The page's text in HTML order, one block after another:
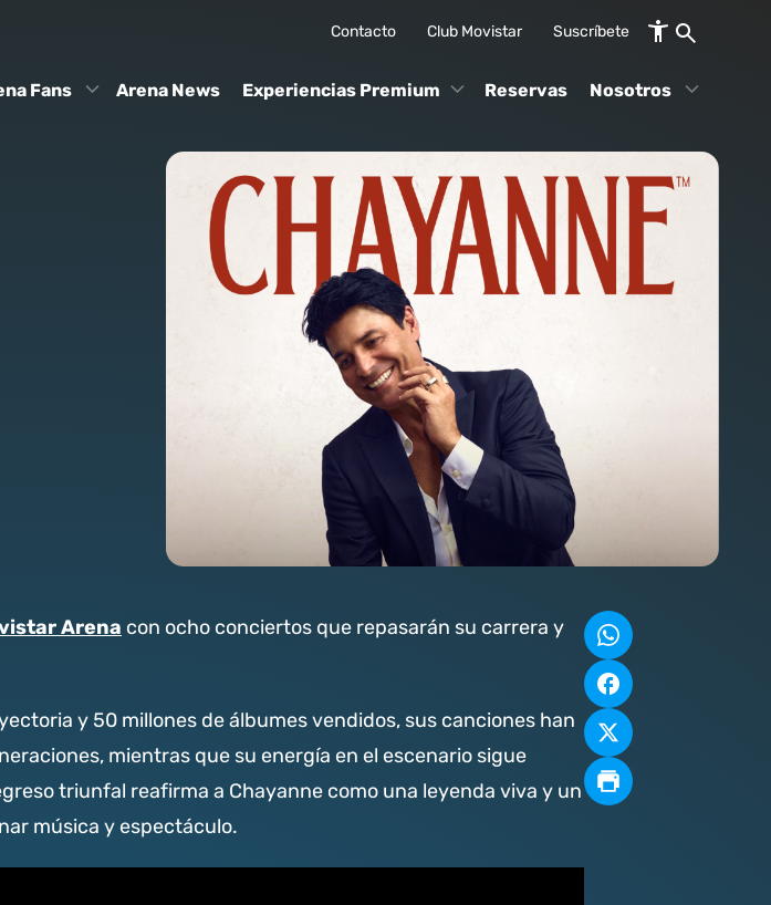
Contacto Club Movistar Suscríbete
Fans Arena News Experiencias Premium Reservas Nosotros
Arenacon ocho conciertos que repasarán su carrera y
y 50 millones de álbumes vendidos, sus canciones han
mientras que su energía en el escenario sigue
triunfal reafirma a Chayanne como una leyenda viva y un
música y espectáculo.